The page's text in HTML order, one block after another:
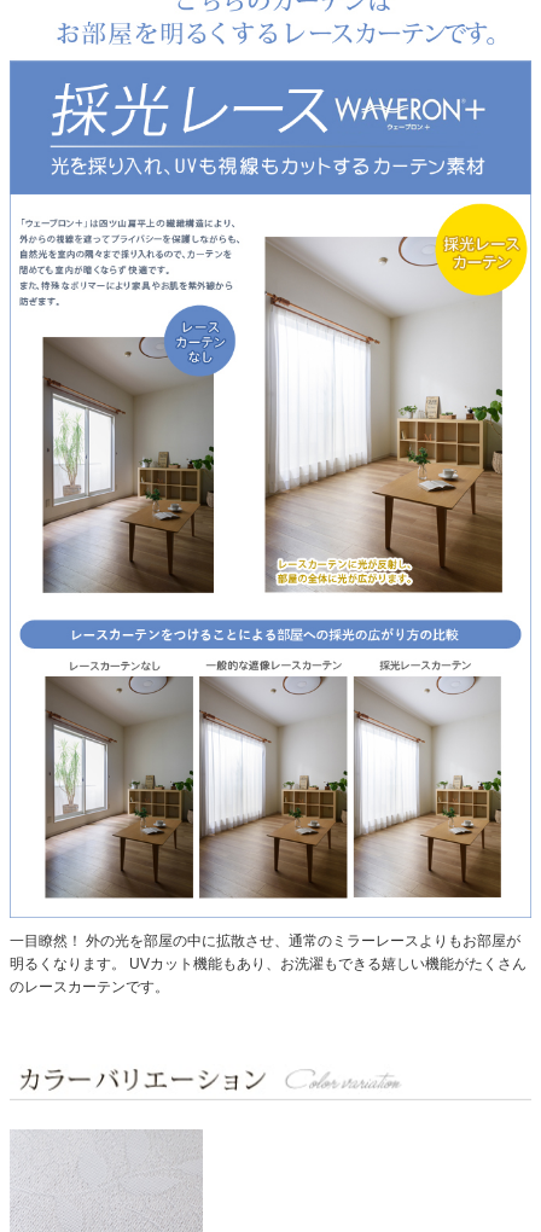
一目瞭然！ 外の光を部屋の中に拡散させ、通常のミラーレースよりもお部屋が
明るくなります。
UVカット機能もあり、お洗濯もできる嬉しい機能がたくさん
のレースカーテンです。